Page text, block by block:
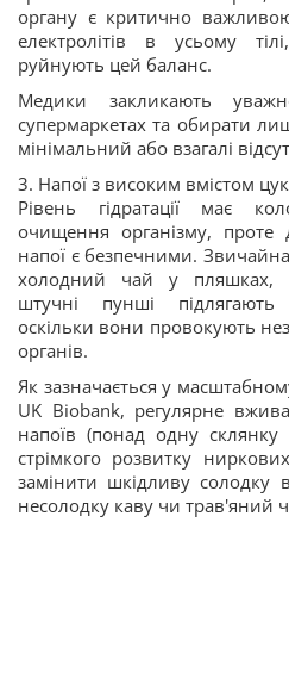
органу є критично
електролітів в усьому
руйнують цей баланс.
Медики закликають
супермаркетах та обирати
мінімальний або взагалі
3. Напої з високим вмістом
Рівень гідратації має
очищення організму, проте
напої є безпечними.
холодний чай у пляшках,
штучні пунші
оскільки вони провокують
органів.
Як зазначається у
UK Biobank, регулярне
напоїв (понад одну
стрімкого розвитку
замінити шкідливу солодку
несолодку каву чи трав'яний